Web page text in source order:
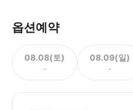
옵션예약
08.08(토)
-
08.09(일)
-